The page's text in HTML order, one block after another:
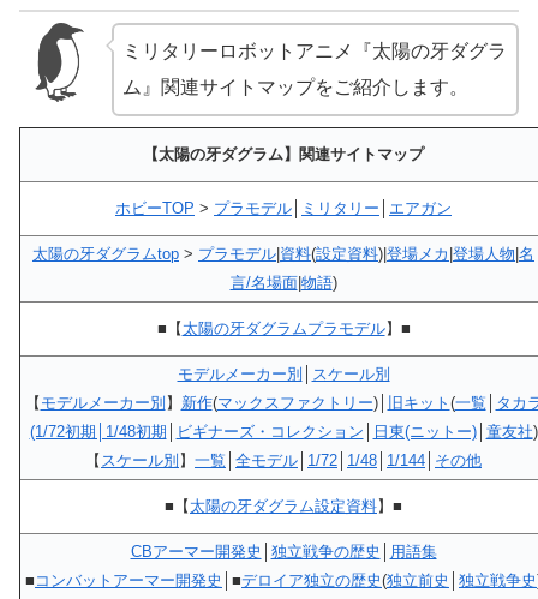
ミリタリーロボットアニメ『太陽の牙ダグラ
ム』関連サイトマップをご紹介します。
【太陽の牙ダグラム】関連サイトマップ
ホビーTOP > プラモデル ミリタリー エアガン
太陽の牙ダグラムtop > プラモデル 資料(設定資料)| 登場メカ 登場人物 名
言/名場面| 物語)
■【太陽の牙ダグラムプラモデル】■
モデルメーカー別
スケール別
【 モデルメーカー別 】 新作(マックスファクトリー)│ 旧キット (一覧
タカ
(1/72初期│1/48初期
ビギナーズ・コレクション 日東(ニットー)│ 童友社)
【 スケール別 】 一覧 全モデル 1/72 1/48 1/144 その他
■【太陽の牙ダグラム設定資料】■
CBアーマー開発史 独立戦争の歴史
用語集
■ コンバットアーマー開発史 │■デロイア独立の歴史(独立前史 独立戦争史